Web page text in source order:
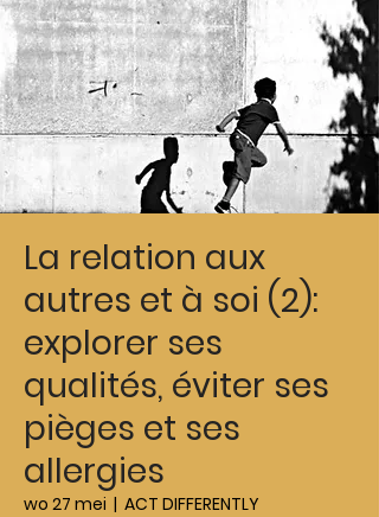
La relation aux
autres et à soi (2):
explorer ses
qualités, éviter ses
pièges et ses
allergies
wo 27 mei
  |
ACT DIFFERENTLY